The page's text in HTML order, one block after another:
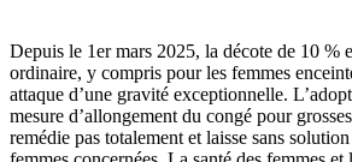
Depuis le 1er mars 2025, la décote de 10 %
ordinaire, y compris pour les femmes
attaque d’une gravité exceptionnelle.
mesure d’allongement du congé pour
remédie pas totalement et laisse sans